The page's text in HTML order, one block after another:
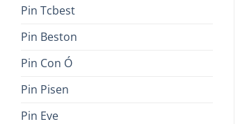
Pin Tcbest
Pin Beston
Pin Con Ó
Pin Pisen
Pin Eve